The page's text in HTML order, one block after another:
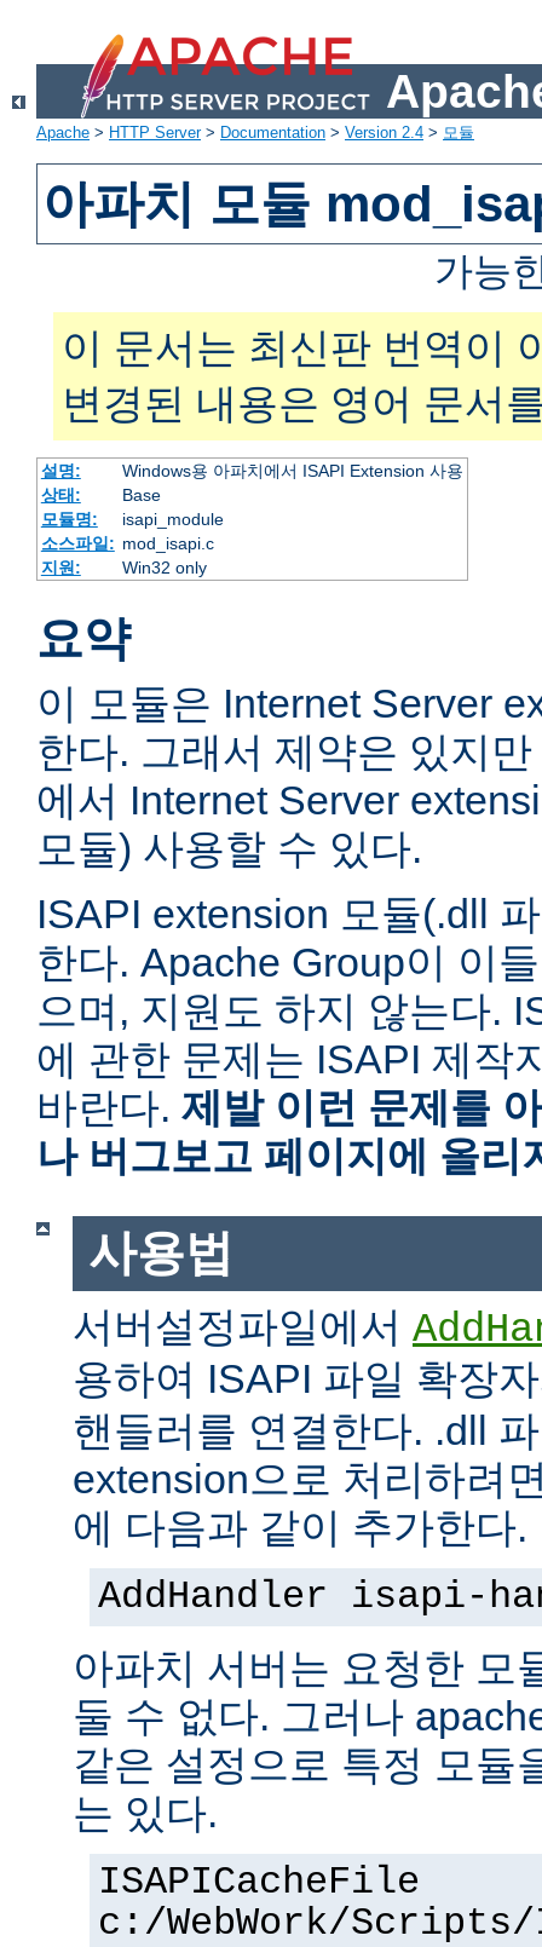
Apache > HTTP Server> Documentation > Version 2.4 > 모듈
아파치 모듈
가능
이 문서는 최신판 번역이
변경된 내용은 영어 문서
설명:
Windows용 아파치에서 ISAPI Extension 사용
상태:
Base
모듈명:
isapi_module
소스파일: mod_isapi.c
지원:
Win32 only
요약
이 모듈은 Internet Server
한다. 그래서 제약은 있지
에서 Internet Server
모듈) 사용할 수 있다.
ISAPI extension 모듈(.dll
한다. Apache Group이 이
으며, 지원도 하지 않는다.
에 관한 문제는 ISAPI 제작
바란다. 제발 이런 문제를
나 버그보고 페이지에 올리
사용법
서버설정파일에서
용하여 ISAPI 파일 확장
핸들러를 연결한다. .dll
extension으로 처리하려
에 다음과 같이 추가한다.
AddHandler isapi-
아파치 서버는 요청한 모
둘 수 없다. 그러나
같은 설정으로 특정 모듈
는 있다.
ISAPICacheFile
c:/WebWork/